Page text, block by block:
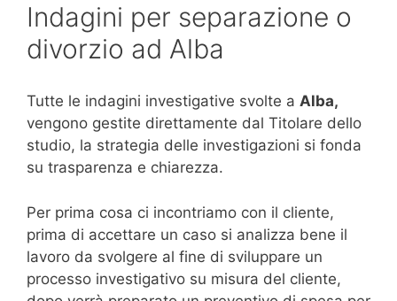
Indagini per separazione o
divorzio ad Alba
Tutte le indagini investigative svolte a Alba,
vengono gestite direttamente dal Titolare dello
studio, la strategia delle investigazioni si fonda
su trasparenza e chiarezza.
Per prima cosa ci incontriamo con il cliente,
prima di accettare un caso si analizza bene il
lavoro da svolgere al fine di sviluppare un
processo investigativo su misura del cliente,